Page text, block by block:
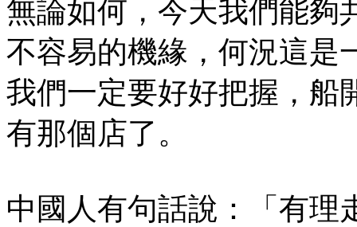
無論如何，今天我們能夠
不容易的機緣，何況這是
我們一定要好好把握，船
有那個店了。
中國人有句話說：「有理